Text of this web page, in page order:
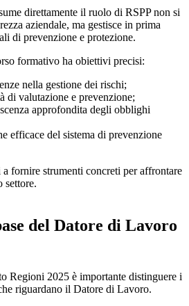
direttamente il ruolo di RSPP non si
aziendale, ma gestisce in prima
di prevenzione e protezione.
formativo ha obiettivi precisi:
nella gestione dei rischi;
di valutazione e prevenzione;
approfondita degli obblighi
efficace del sistema di prevenzione
fornire strumenti concreti per affrontare
settore.
del Datore di Lavoro
Regioni 2025 è importante distinguere i
riguardano il Datore di Lavoro.